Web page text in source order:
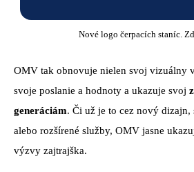
Nové logo čerpacích staníc.
OMV tak obnovuje nielen svoj vizuálny
svoje poslanie a hodnoty a ukazuje svoj
generáciám. Či už je to cez nový dizajn,
alebo rozšírené služby, OMV jasne
výzvy zajtrajška.